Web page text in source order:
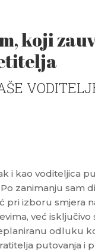
koji
i kao voditeljica
zanimanju sam
pri izboru smjera
već
odluku
putovanja i